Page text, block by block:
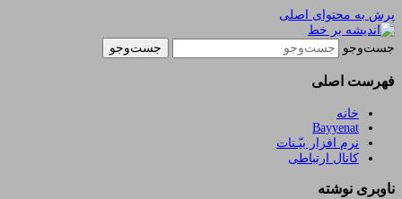
پرش به محتوای اصلی
اندیشه بر خط
یادداشتهای یک معلم در باب زندگی، اخلاق، اخبار،
علم و سیاست
جست‌وجو
فهرست اصلی
خانه
Bayyenat
نرم افزار بیّـنات
کانال ارتباطی
ناوبری نوشته